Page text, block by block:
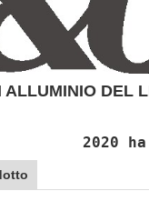
ALLUMINIO DEL
2020